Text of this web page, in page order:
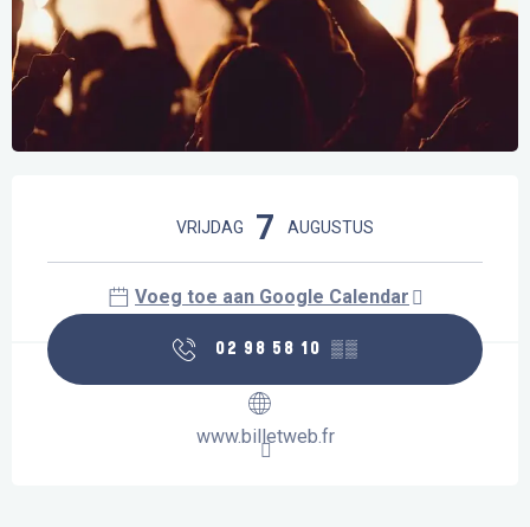
VRIJDAG 7 AUGUSTUS
Voeg toe aan Google Calendar
02 98 58 10 ▒▒
www.billetweb.fr